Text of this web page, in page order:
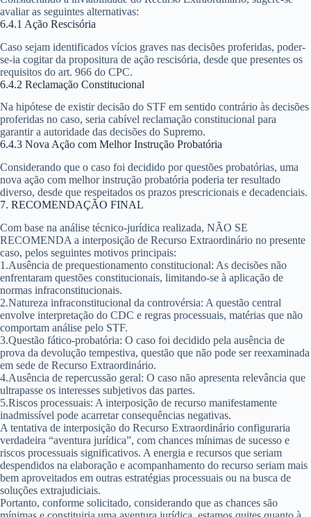
avaliar as seguintes alternativas:
6.4.1 Ação Rescisória
Caso sejam identificados vícios graves nas decisões proferidas, poder-
se-ia cogitar da propositura de ação rescisória, desde que presentes os
requisitos do art. 966 do CPC.
6.4.2 Reclamação Constitucional
Na hipótese de existir decisão do STF em sentido contrário às decisões
proferidas no caso, seria cabível reclamação constitucional para
garantir a autoridade das decisões do Supremo.
6.4.3 Nova Ação com Melhor Instrução Probatória
Considerando que o caso foi decidido por questões probatórias, uma
nova ação com melhor instrução probatória poderia ter resultado
diverso, desde que respeitados os prazos prescricionais e decadenciais.
7. RECOMENDAÇÃO FINAL
Com base na análise técnico-jurídica realizada, NÃO SE
RECOMENDA a interposição de Recurso Extraordinário no presente
caso, pelos seguintes motivos principais:
1.Ausência de prequestionamento constitucional: As decisões não
enfrentaram questões constitucionais, limitando-se à aplicação de
normas infraconstitucionais.
2.Natureza infraconstitucional da controvérsia: A questão central
envolve interpretação do CDC e regras processuais, matérias que não
comportam análise pelo STF.
3.Questão fático-probatória: O caso foi decidido pela ausência de
prova da devolução tempestiva, questão que não pode ser reexaminada
em sede de Recurso Extraordinário.
4.Ausência de repercussão geral: O caso não apresenta relevância que
ultrapasse os interesses subjetivos das partes.
5.Riscos processuais: A interposição de recurso manifestamente
inadmissível pode acarretar consequências negativas.
A tentativa de interposição do Recurso Extraordinário configuraria
verdadeira “aventura jurídica”, com chances mínimas de sucesso e
riscos processuais significativos. A energia e recursos que seriam
despendidos na elaboração e acompanhamento do recurso seriam mais
bem aproveitados em outras estratégias processuais ou na busca de
soluções extrajudiciais.
Portanto, conforme solicitado, considerando que as chances são